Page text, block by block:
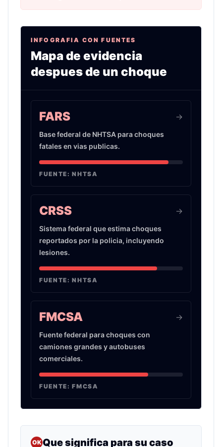
INFOGRAFIA CON FUENTES
Mapa de evidencia
despues de un choque
FARS
Base federal de NHTSA para choques
fatales en vias publicas.
->
FUENTE:NHTSA
CRSS
Sistema federal que estima choques
reportados por la policia, incluyendo
lesiones.
->
FUENTE:NHTSA
FMCSA
Fuente federal para choques con
camiones grandes y autobuses
comerciales.
->
FUENTE:FMCSA
OKQue significa para su caso